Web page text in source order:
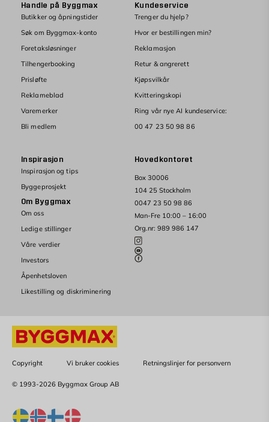
Hovedkontoret
Box 30006
104 25 Stockholm
0047 23 50 98 86
Man-Fre 10:00 – 16:00
Org.nr: 989 986 147
Handle på Byggmax
Butikker og åpningstider
Søk om Byggmax-konto
Foretaksløsninger
Tilhengerbooking
Prisløfte
Reklameblad
Varemerker
Bli medlem
Kundeservice
Trenger du hjelp?
Hvor er bestillingen min?
Reklamasjon
Retur & angrerett
Kjøpsvilkår
Kvitteringskopi
Ring vår nye AI kundeservice:
00 47 23 50 98 86
Inspirasjon
Inspirasjon og tips
Byggeprosjekt
Om Byggmax
Om oss
Ledige stillinger
Våre verdier
Investors
Åpenhetsloven
Likestilling og diskriminering
Copyright Vi bruker cookies Retningslinjer for personvern
© 1993-2026 Byggmax Group AB